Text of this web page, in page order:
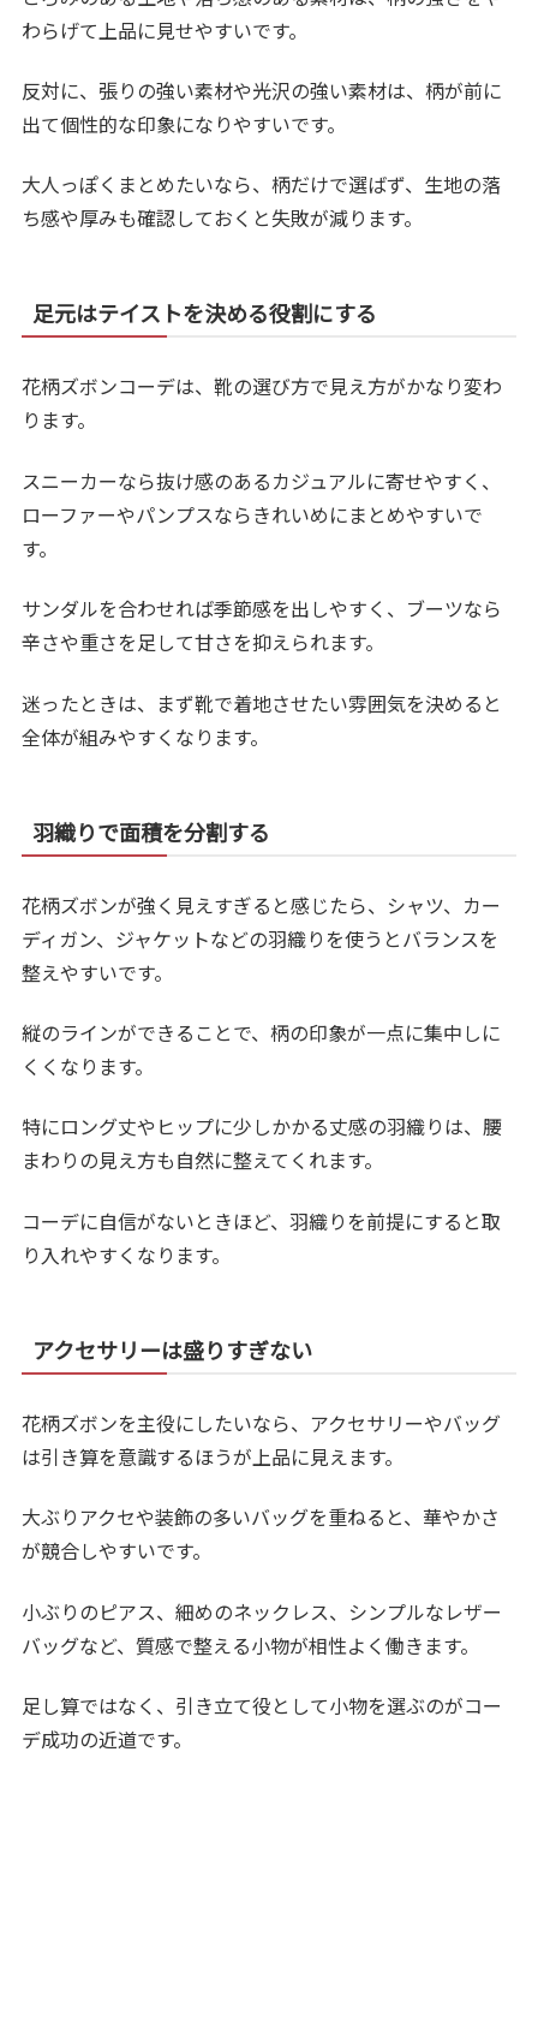
わらげて上品に見せやすいです。
反対に、張りの強い素材や光沢の強い素材は、柄が前に
出て個性的な印象になりやすいです。
大人っぽくまとめたいなら、柄だけで選ばず、生地の落
ち感や厚みも確認しておくと失敗が減ります。
足元はテイストを決める役割にする
花柄ズボンコーデは、靴の選び方で見え方がかなり変わ
ります。
スニーカーなら抜け感のあるカジュアルに寄せやすく、
ローファーやパンプスならきれいめにまとめやすいで
す。
サンダルを合わせれば季節感を出しやすく、ブーツなら
辛さや重さを足して甘さを抑えられます。
迷ったときは、まず靴で着地させたい雰囲気を決めると
全体が組みやすくなります。
羽織りで面積を分割する
花柄ズボンが強く見えすぎると感じたら、シャツ、カー
ディガン、ジャケットなどの羽織りを使うとバランスを
整えやすいです。
縦のラインができることで、柄の印象が一点に集中しに
くくなります。
特にロング丈やヒップに少しかかる丈感の羽織りは、腰
まわりの見え方も自然に整えてくれます。
コーデに自信がないときほど、羽織りを前提にすると取
り入れやすくなります。
アクセサリーは盛りすぎない
花柄ズボンを主役にしたいなら、アクセサリーやバッグ
は引き算を意識するほうが上品に見えます。
大ぶりアクセや装飾の多いバッグを重ねると、華やかさ
が競合しやすいです。
小ぶりのピアス、細めのネックレス、シンプルなレザー
バッグなど、質感で整える小物が相性よく働きます。
足し算ではなく、引き立て役として小物を選ぶのがコー
デ成功の近道です。